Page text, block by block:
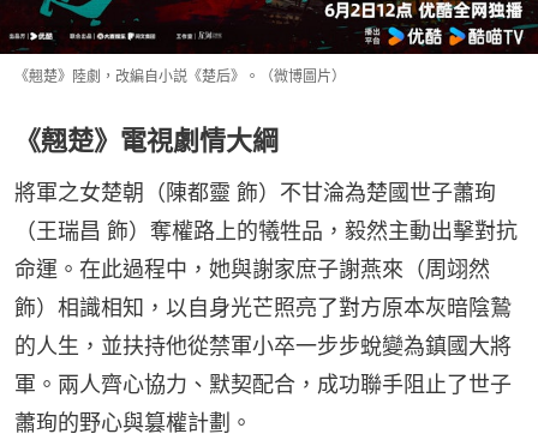
《翹楚》陸劇，改編自小説《楚后》。（微博圖片）
《翹楚》電視劇情大綱
將軍之女楚朝（陳都靈 飾）不甘淪為楚國世子蕭珣
（王瑞昌 飾）奪權路上的犧牲品，毅然主動出擊對抗
命運。在此過程中，她與謝家庶子謝燕來（周翊然
飾）相識相知，以自身光芒照亮了對方原本灰暗陰鷙
的人生，並扶持他從禁軍小卒一步步蛻變為鎮國大將
軍。兩人齊心協力、默契配合，成功聯手阻止了世子
蕭珣的野心與篡權計劃。